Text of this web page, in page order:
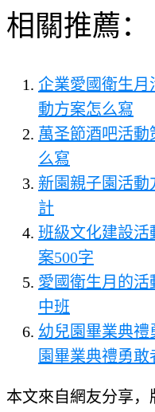
相關推薦：
企業愛國衛生
動方案怎么寫
萬圣節酒吧活
么寫
新園親子園活動
計
班級文化建設活
案500字
愛國衛生月的活
中班
幼兒園畢業典禮
園畢業典禮勇敢
本文來自網友分享